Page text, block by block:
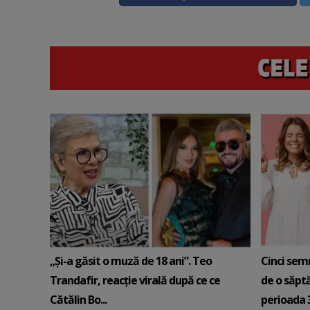
„Și-a găsit o muză de 18 ani”. Teo
Trandafir, reacție virală după ce ce
Cătălin Bo...
Cinci
de o
perioada